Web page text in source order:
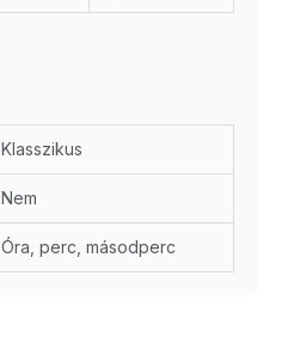
Klasszikus
Nem
Óra, perc, másodperc